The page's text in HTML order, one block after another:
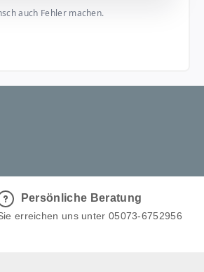
auch Fehler machen.
Persönliche Beratung
erreichen uns unter 05073-6752956